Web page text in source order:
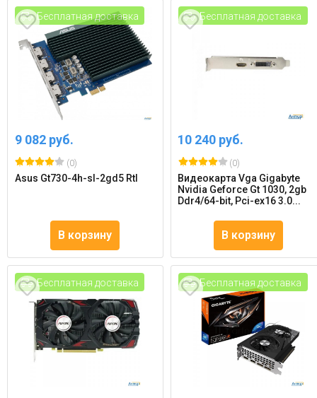
Бесплатная доставка
9 082 руб.
(0)
Asus Gt730-4h-sl-2gd5 Rtl
В корзину
Бесплатная доставка
10 240 руб.
(0)
Видеокарта Vga Gigabyte
Nvidia Geforce Gt 1030, 2gb
Ddr4/64-bit, Pci-ex16 3.0...
В корзину
Бесплатная доставка Бесплатная доставка